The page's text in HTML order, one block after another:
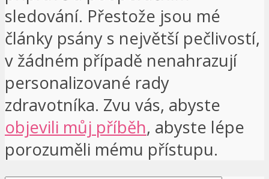
sledování. Přestože jsou mé
články psány s největší pečlivostí,
v žádném případě nenahrazují
personalizované rady
zdravotníka. Zvu vás, abyste
objevili můj příběh, abyste lépe
porozuměli mému přístupu.